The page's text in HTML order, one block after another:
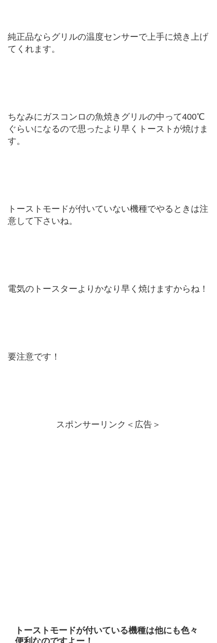
純正品ならグリルの温度センサーで上手に焼き上げ
てくれます。
ちなみにガスコンロの魚焼きグリルの中って400℃
ぐらいになるので思ったより早くトーストが焼けま
す。
トーストモードが付いていない機種でやるときは注
意して下さいね。
電気のトースターよりかなり早く焼けますからね！
要注意です！
スポンサーリンク＜広告＞
トーストモードが付いている機種は他にも色々
便利なのですよー！